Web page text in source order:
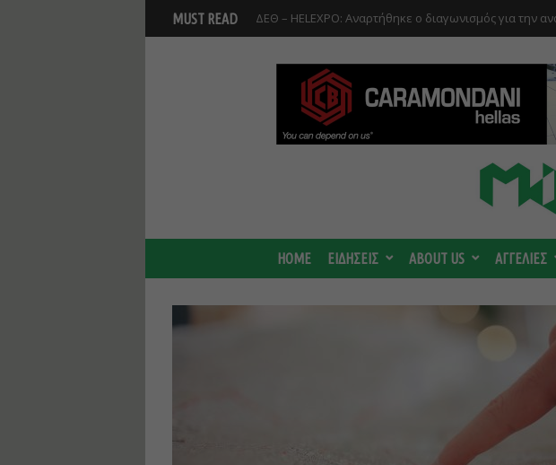
MUST READ Βοιωτία: Αναστολή λειτουργίας του αιολικού πάρκου –
HOME ΕΙΔΗΣΕΙΣ ABOUT US ΑΓΓΕΛΙΕΣ